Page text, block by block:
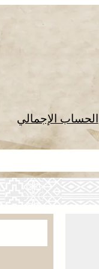
الحساب الإجمالي